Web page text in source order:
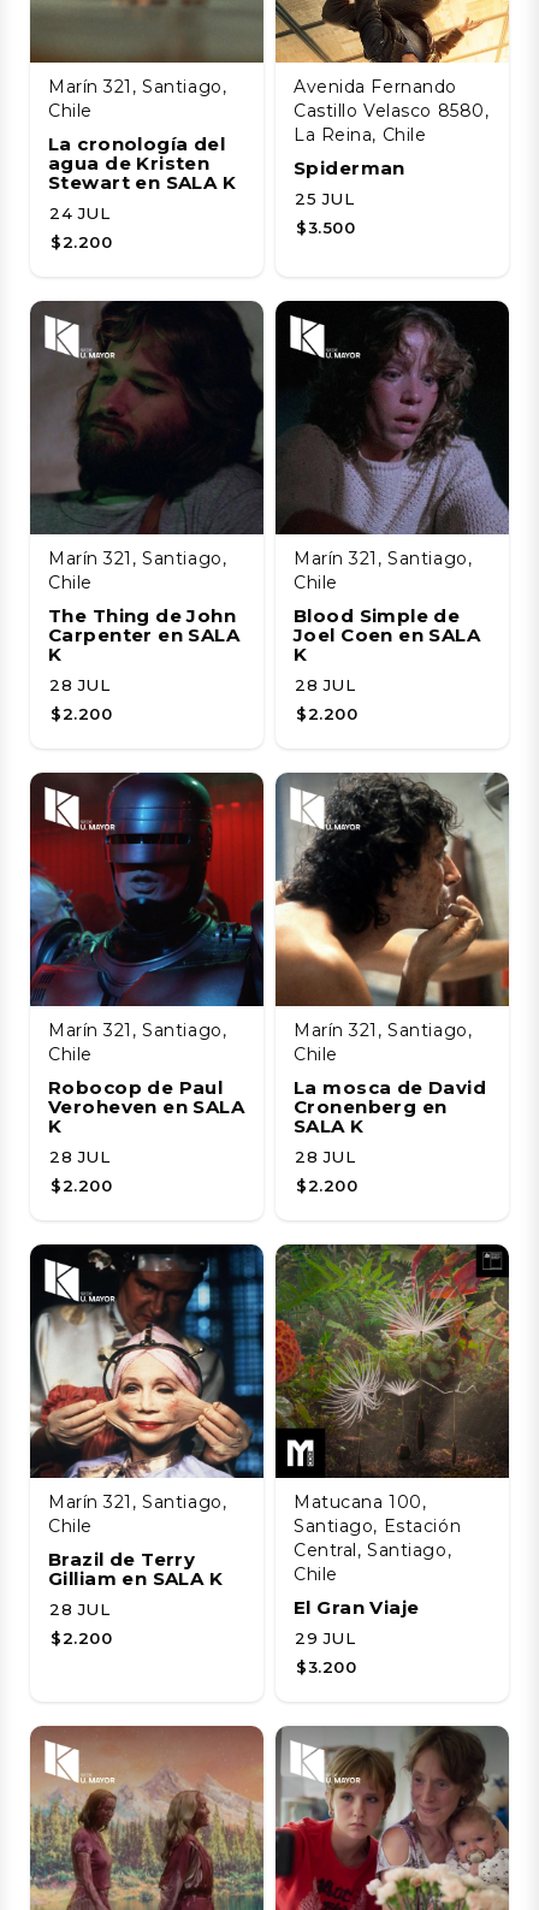
Marín 321, Santiago,
Chile
La cronología del
agua de Kristen
Stewart en SALA K
24 JUL
$2.200
Avenida Fernando
Castillo Velasco 8580,
La Reina, Chile
Spiderman
25 JUL
$3.500
Marín 321, Santiago,
Chile
The Thing de John
Carpenter en SALA
K
28 JUL
$2.200
Marín 321, Santiago,
Chile
Blood Simple de
Joel Coen en SALA
K
28 JUL
$2.200
Marín 321, Santiago,
Chile
Robocop de Paul
Veroheven en SALA
K
28 JUL
$2.200
Marín 321, Santiago,
Chile
La mosca de David
Cronenberg en
SALA K
28 JUL
$2.200
Marín 321, Santiago,
Chile
Brazil de Terry
Gilliam en SALA K
28 JUL
$2.200
Matucana 100,
Santiago, Estación
Central, Santiago,
Chile
El Gran Viaje
29 JUL
$3.200